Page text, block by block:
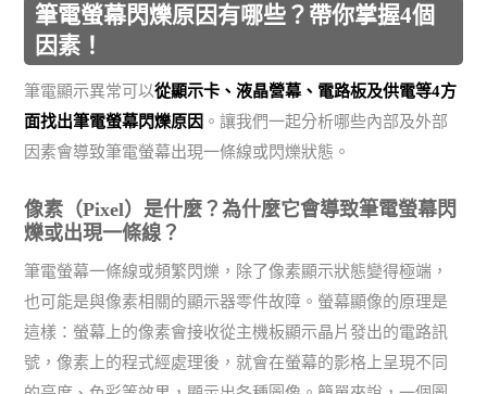
筆電螢幕閃爍原因有哪些？帶你掌握4個
因素！
筆電顯示異常可以從顯示卡、液晶營幕、電路板及供電等4方
面找出筆電螢幕閃爍原因 。讓我們一起分析哪些內部及外部
因素會導致筆電螢幕出現一條線或閃爍狀態。
像素（Pixel）是什麼？為什麼它會導致筆電螢幕閃
爍或出現一條線？
筆電螢幕一條線或頻繁閃爍，除了像素顯示狀態變得極端，
也可能是與像素相關的顯示器零件故障。螢幕顯像的原理是
這樣：螢幕上的像素會接收從主機板顯示晶片發出的電路訊
號，像素上的程式經處理後，就會在螢幕的影格上呈現不同